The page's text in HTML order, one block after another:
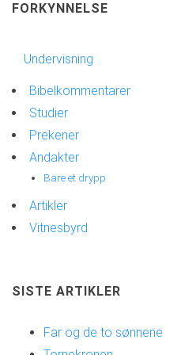
FORKYNNELSE
Undervisning
Bibelkommentarer
Studier
Prekener
Andakter
Bare et drypp
Artikler
Vitnesbyrd
SISTE ARTIKLER
Far og de to sønnene